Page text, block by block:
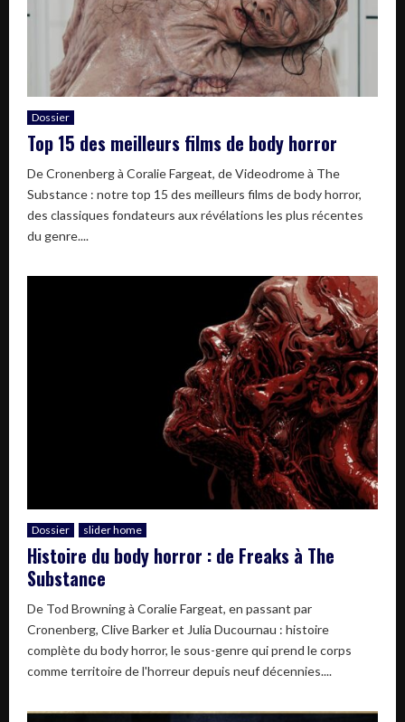
Dossier
Top 15 des meilleurs films de body horror
De Cronenberg à Coralie Fargeat, de Videodrome à The
Substance : notre top 15 des meilleurs films de body horror,
des classiques fondateurs aux révélations les plus récentes
du genre....
Dossier slider home
Histoire du body horror : de Freaks à The
Substance
De Tod Browning à Coralie Fargeat, en passant par
Cronenberg, Clive Barker et Julia Ducournau : histoire
complète du body horror, le sous-genre qui prend le corps
comme territoire de l'horreur depuis neuf décennies....